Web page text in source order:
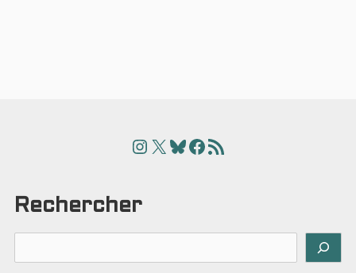
Instagram
X Bluesky
Facebook
Articles
Rechercher